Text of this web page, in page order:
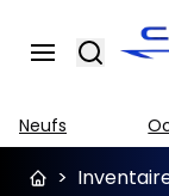
Search
Neufs
>